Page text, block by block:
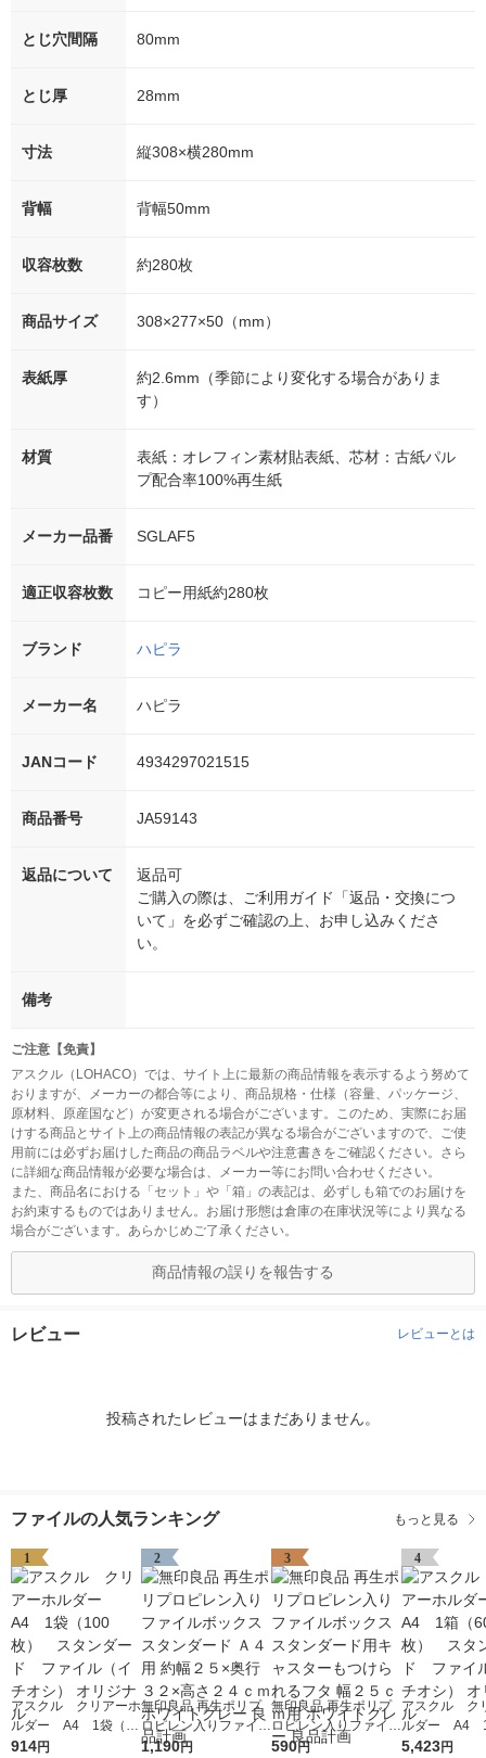
とじ穴間隔 80mm
とじ厚 28mm
寸法 縦308×横280mm
背幅 背幅50mm
収容枚数 約280枚
商品サイズ 308×277×50（mm）
表紙厚
約2.6mm（季節により変化する場合がありま
す）
材質
表紙：オレフィン素材貼表紙、芯材：古紙パル
プ配合率100%再生紙
メーカー品番 SGLAF5
適正収容枚数 コピー用紙約280枚
ブランド ハピラ
メーカー名 ハピラ
JANコード 4934297021515
商品番号 JA59143
返品について
返品可
ご購入の際は、ご利用ガイド「返品・交換につ
いて」を必ずご確認の上、お申し込みくださ
い。
備考
ご注意【免責】
アスクル（LOHACO）では、サイト上に最新の商品情報を表示するよう努めて
おりますが、メーカーの都合等により、商品規格・仕様（容量、パッケージ、
原材料、原産国など）が変更される場合がございます。このため、実際にお届
けする商品とサイト上の商品情報の表記が異なる場合がございますので、ご使
用前には必ずお届けした商品の商品ラベルや注意書きをご確認ください。さら
に詳細な商品情報が必要な場合は、メーカー等にお問い合わせください。
また、商品名における「セット」や「箱」の表記は、必ずしも箱でのお届けを
お約束するものではありません。お届け形態は倉庫の在庫状況等により異なる
場合がございます。あらかじめご了承ください。
商品情報の誤りを報告する
レビュー レビューとは
投稿されたレビューはまだありません。
ファイルの人気ランキング もっと見る
1
アスクル クリアーホ
ルダー A4 1袋（10
0枚） スタンダー
914円
2
無印良品 再生ポリプ
ロピレン入りファイル
ボックススタンダード
1,190円
3
無印良品 再生ポリプ
ロピレン入りファイル
ボックススタンダード
590円
4
アスクル ク
ルダー A4
0枚） スタ
5,423円